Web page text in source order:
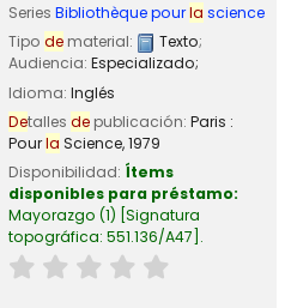
Series Bibliothèque pourla science
Tipo dematerial: Texto;
Audiencia: Especializado;
Idioma: Inglés
Detalles depublicación: Paris :
Pourla Science,1979
Disponibilidad: Ítems
disponibles para préstamo:
Mayorazgo (1) Signatura
topográfica: 551.136/A47 .